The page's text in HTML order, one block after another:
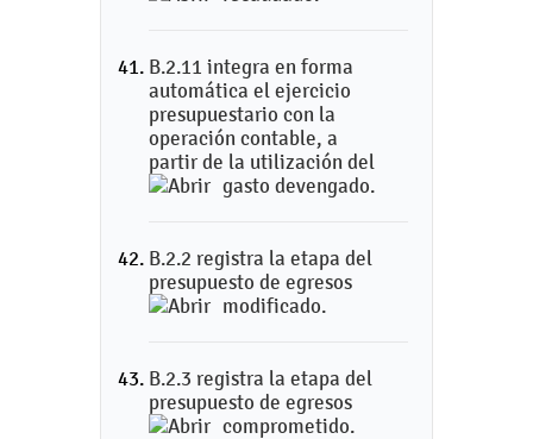
B.2.11 integra en forma
automática el ejercicio
presupuestario con la
operación contable, a
partir de la utilización del
gasto devengado.
B.2.2 registra la etapa del
presupuesto de egresos
modificado.
B.2.3 registra la etapa del
presupuesto de egresos
comprometido.